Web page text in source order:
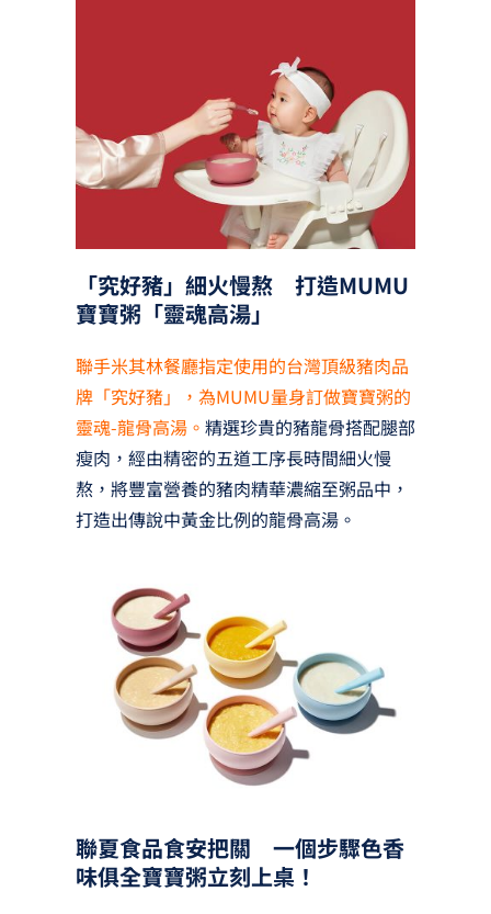
「究好豬」細火慢熬 打造MUMU
寶寶粥「靈魂高湯」
聯手米其林餐廳指定使用的台灣頂級豬肉品
牌「究好豬」，為MUMU量身訂做寶寶粥的
靈魂-龍骨高湯。 精選珍貴的豬龍骨搭配腿部
瘦肉，經由精密的五道工序長時間細火慢
熬，將豐富營養的豬肉精華濃縮至粥品中，
打造出傳說中黃金比例的龍骨高湯。
聯夏食品食安把關 一個步驟色香
味俱全寶寶粥立刻上桌！